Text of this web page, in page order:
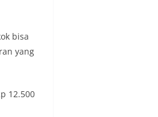
bisa
yang
12.500